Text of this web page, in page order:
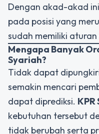
Dengan akad-akad
pada posisi yang
sudah memiliki aturan
Mengapa Banyak
Syariah?
Tidak dapat
semakin mencari
dapat diprediksi.
kebutuhan tersebut
tidak berubah serta